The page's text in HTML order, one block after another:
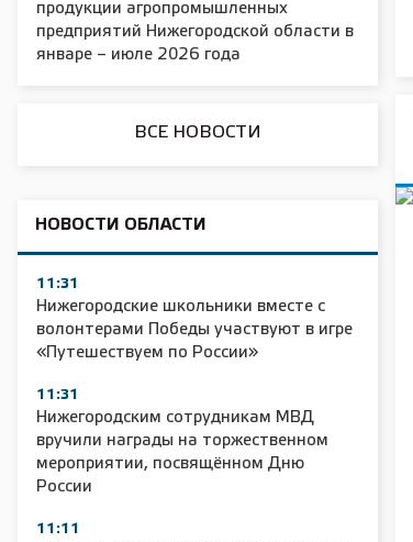
продукции агропромышленных
предприятий Нижегородской области в
январе – июле 2026 года
ВСЕ НОВОСТИ
НОВОСТИ ОБЛАСТИ
11:31
Нижегородские школьники вместе с
волонтерами Победы участвуют в игре
«Путешествуем по России»
11:31
Нижегородским сотрудникам МВД
вручили награды на торжественном
мероприятии, посвящённом Дню
России
11:11